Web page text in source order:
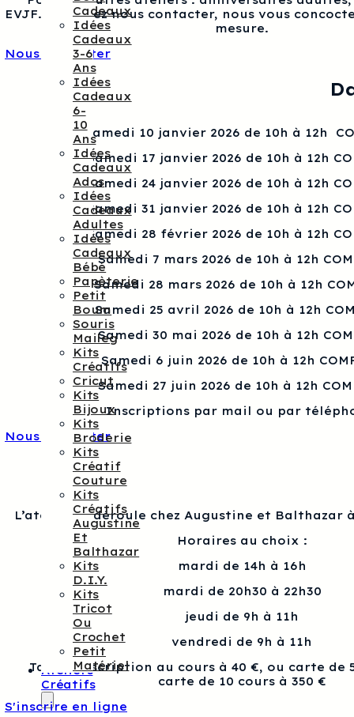
Cadeaux
Idées
Cadeaux
3-6
Ans
Idées
Cadeaux
6-
10
Ans
Idées
Cadeaux
Ados
Idées
Cadeaux
Adultes
Idées
Cadeaux
Bébé
Papèterie
Petit
Boum
Souris
Maileg
Kits
Créatifs
Cricut
Kits
Bijoux
Kits
Broderie
Kits
Créatif
Couture
Kits
Créatifs
Augustine
Et
Balthazar
Kits
D.I.Y.
Kits
Tricot
Ou
Crochet
Petit
Matériel
Ateliers
Créatifs
EVJF…, veuillez nous contacter, nous vous
mesure.
Nous contacter
Samedi 10 janvier 2026 de 10h à 12h
Samedi 17 janvier 2026 de 10h à 12h
Samedi 24 janvier 2026 de 10h à 12h
Samedi 31 janvier 2026 de 10h à 12h
Samedi 28 février 2026 de 10h à 12h
Samedi 7 mars 2026 de 10h à 12h
Samedi 28 mars 2026 de 10h à 12h
Samedi 25 avril 2026 de 10h à 12h
Samedi 30 mai 2026 de 10h à 12h
Samedi 6 juin 2026 de 10h à 12h
Samedi 27 juin 2026 de 10h à 12h
Inscriptions par mail ou par
Nous contacter
L’atelier se déroule chez Augustine et Balthazar
Horaires au choix :
mardi de 14h à 16h
mardi de 20h30 à 22h30
jeudi de 9h à 11h
vendredi de 9h à 11h
Tarif : Inscription au cours à 40 €, ou carte de
carte de 10 cours à 350 €
S'inscrire en ligne